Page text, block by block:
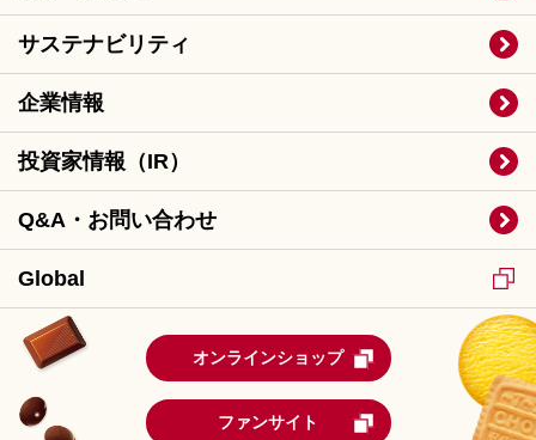
サステナビリティ
企業情報
投資家情報（IR）
Q&A・お問い合わせ
Global
オンラインショップ
ファンサイト